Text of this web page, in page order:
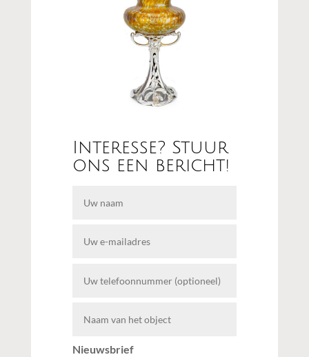
Interesse? Stuur
ons een bericht!
Nieuwsbrief